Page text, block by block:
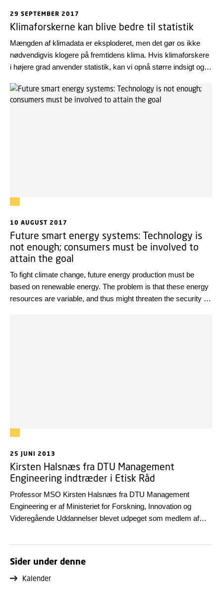
29 SEPTEMBER 2017
Klimaforskerne kan blive bedre til statistik
Mængden af klimadata er eksploderet, men det gør os ikke
nødvendigvis klogere på fremtidens klima. Hvis klimaforskere
i højere grad anvender statistik, kan vi opnå større indsigt og
Nature Climate Change.
10 AUGUST 2017
Future smart energy systems: Technology is
not enough; consumers must be involved to
attain the goal
To fight climate change, future energy production must be
based on renewable energy. The problem is that these energy
resources are variable, and thus might threaten the security of
25 JUNI 2013
Kirsten Halsnæs fra DTU Management
Engineering indtræder i Etisk Råd
Professor MSO Kirsten Halsnæs fra DTU Management
Engineering er af Ministeriet for Forskning, Innovation og
Videregående Uddannelser blevet udpeget som medlem af
Sider under denne
Kalender